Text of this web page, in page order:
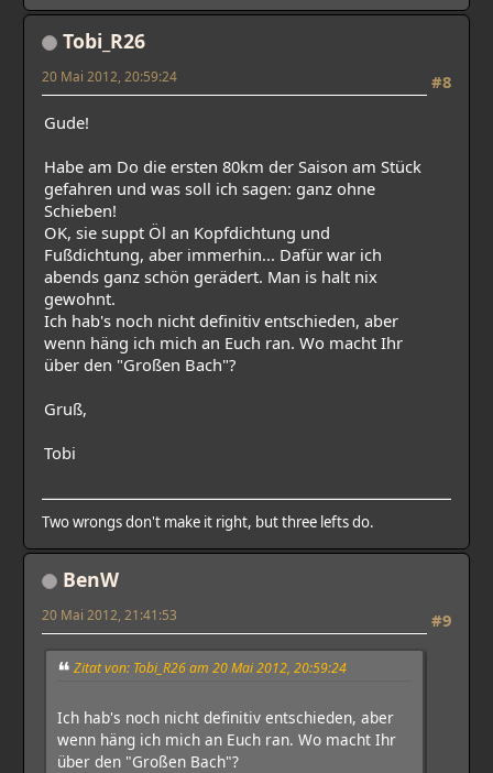
Tobi_R26
#8
20 Mai 2012, 20:59:24
Gude!
Habe am Do die ersten 80km der Saison am Stück
gefahren und was soll ich sagen: ganz ohne
Schieben!
OK, sie suppt Öl an Kopfdichtung und
Fußdichtung, aber immerhin... Dafür war ich
abends ganz schön gerädert. Man is halt nix
gewohnt.
Ich hab's noch nicht definitiv entschieden, aber
wenn häng ich mich an Euch ran. Wo macht Ihr
über den "Großen Bach"?
Gruß,
Tobi
Two wrongs don't make it right, but three lefts do.
BenW
#9
20 Mai 2012, 21:41:53
Zitat von: Tobi_R26 am 20 Mai 2012, 20:59:24
Ich hab's noch nicht definitiv entschieden, aber
wenn häng ich mich an Euch ran. Wo macht Ihr
über den "Großen Bach"?